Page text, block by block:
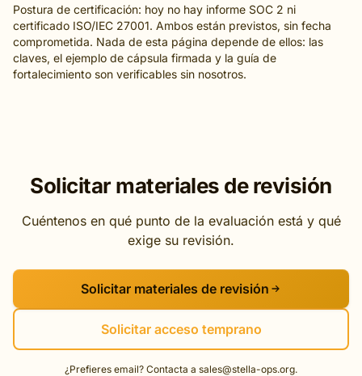
Postura de certificación: hoy no hay informe SOC 2 ni
certificado ISO/IEC 27001. Ambos están previstos, sin fecha
comprometida. Nada de esta página depende de ellos: las
claves, el ejemplo de cápsula firmada y la guía de
fortalecimiento son verificables sin nosotros.
Solicitar materiales de revisión
Cuéntenos en qué punto de la evaluación está y qué
exige su revisión.
Solicitar materiales de revisión
Solicitar acceso temprano
¿Prefieres email? Contacta a sales@stella-ops.org.